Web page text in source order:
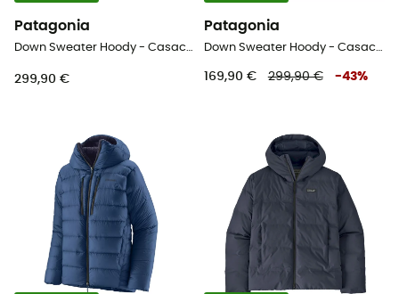
Patagonia
Down Sweater Hoody - Casaco penas mulher
299,90 €
Patagonia
Down Sweater Hoody - Casaco penas homem
169,90 € 299,90 € -43%